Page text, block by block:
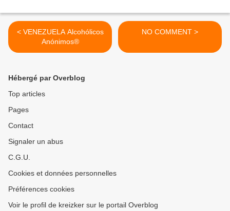
< VENEZUELA Alcohólicos
Anónimos®
NO COMMENT >
Hébergé par Overblog
Top articles
Pages
Contact
Signaler un abus
C.G.U.
Cookies et données personnelles
Préférences cookies
Voir le profil de kreizker sur le portail Overblog